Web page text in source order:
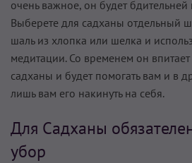
очень важное, он будет
Выберете для садханы отдельный
шаль из хлопка или шелка и
медитации. Со временем он
садханы и будет помогать вам и в
лишь вам его накинуть на себя.
Для Садханы
убор